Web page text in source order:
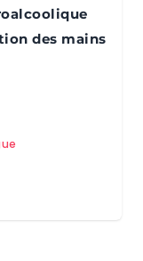
des mains
le produit